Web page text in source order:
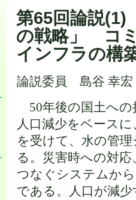
第65回論説(1)
の戦略」 コ
インフラの構
論説委員 島谷 幸
50年後の国土への
人口減少をベース
を受けて、水の管
る。災害時への対
つなぐシステムか
である。人口が減